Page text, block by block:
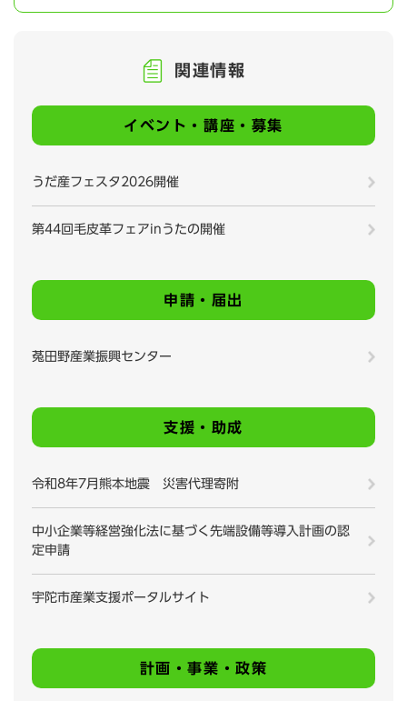
関連情報
イベント・講座・募集
うだ産フェスタ2026開催
第44回毛皮革フェアinうたの開催
申請・届出
菟田野産業振興センター
支援・助成
令和8年7月熊本地震 災害代理寄附
中小企業等経営強化法に基づく先端設備等導入計画の認
定申請
宇陀市産業支援ポータルサイト
計画・事業・政策